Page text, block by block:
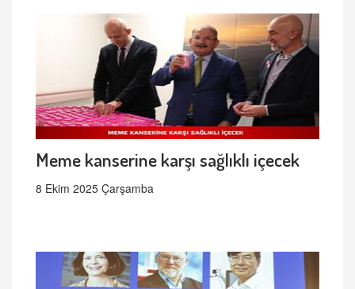
Meme kanserine karşı sağlıklı içecek
8 Ekim 2025 Çarşamba